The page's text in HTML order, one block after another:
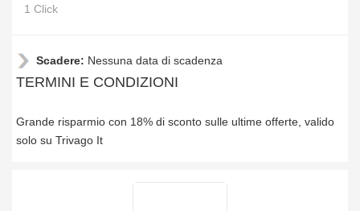
1 Click
Scadere: Nessuna data di scadenza
TERMINI E CONDIZIONI
Grande risparmio con 18% di sconto sulle ultime offerte, valido
solo su Trivago It